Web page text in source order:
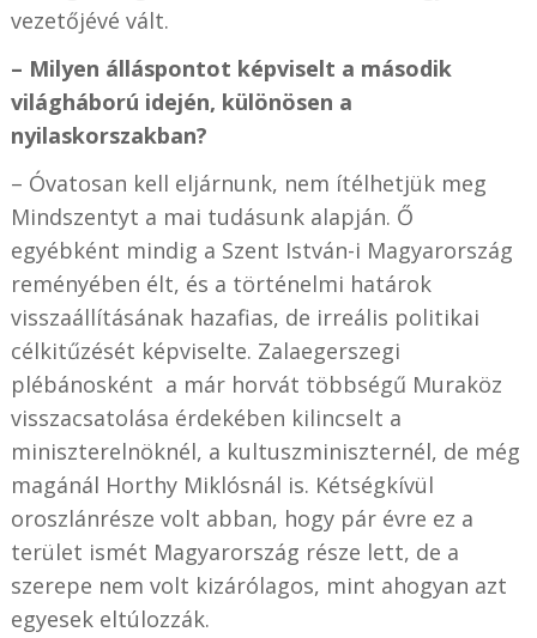
vezetőjévé vált.
– Milyen álláspontot képviselt a második
világháború idején, különösen a
nyilaskorszakban?
– Óvatosan kell eljárnunk, nem ítélhetjük meg
Mindszentyt a mai tudásunk alapján. Ő
egyébként mindig a Szent István-i Magyarország
reményében élt, és a történelmi határok
visszaállításának hazafias, de irreális politikai
célkitűzését képviselte. Zalaegerszegi
plébánosként a már horvát többségű Muraköz
visszacsatolása érdekében kilincselt a
miniszterelnöknél, a kultuszminiszternél, de még
magánál Horthy Miklósnál is. Kétségkívül
oroszlánrésze volt abban, hogy pár évre ez a
terület ismét Magyarország része lett, de a
szerepe nem volt kizárólagos, mint ahogyan azt
egyesek eltúlozzák.